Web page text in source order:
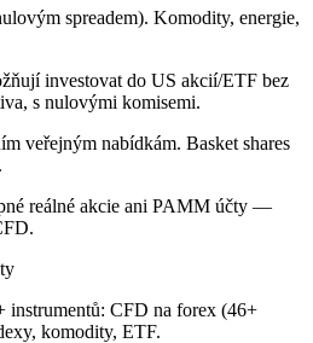
spreadem). Komodity, energie,
investovat do US akcií/ETF bez
s nulovými komisemi.
veřejným nabídkám. Basket shares
reálné akcie ani PAMM účty —
instrumentů: CFD na forex (46+
komodity, ETF.